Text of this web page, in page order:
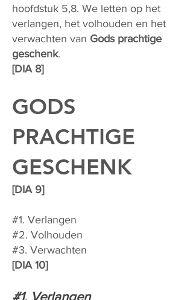
hoofdstuk 5,8. We letten op het
verlangen, het volhouden en het
verwachten van Gods prachtige
geschenk.
[DIA 8]
GODS
PRACHTIGE
GESCHENK
[DIA 9]
#1. Verlangen
#2. Volhouden
#3. Verwachten
[DIA 10]
#1. Verlangen